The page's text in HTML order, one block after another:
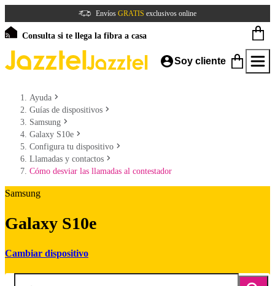
Envíos GRATIS exclusivos online
Consulta si te llega la fibra a casa
Soy cliente
Ayuda
Guías de dispositivos
Samsung
Galaxy S10e
Configura tu dispositivo
Llamadas y contactos
Cómo desviar las llamadas al contestador
Samsung
Galaxy S10e
Cambiar dispositivo